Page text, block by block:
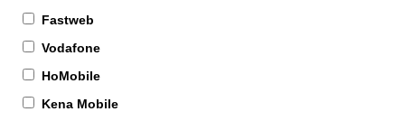
Fastweb
Vodafone
HoMobile
Kena Mobile